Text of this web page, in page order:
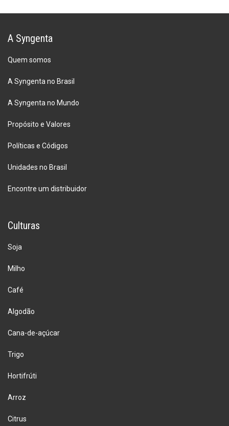
A Syngenta
Quem somos
A Syngenta no Brasil
A Syngenta no Mundo
Propósito e Valores
Políticas e Códigos
Unidades no Brasil
Encontre um distribuidor
Culturas
Soja
Milho
Café
Algodão
Cana-de-açúcar
Trigo
Hortifrúti
Arroz
Citrus